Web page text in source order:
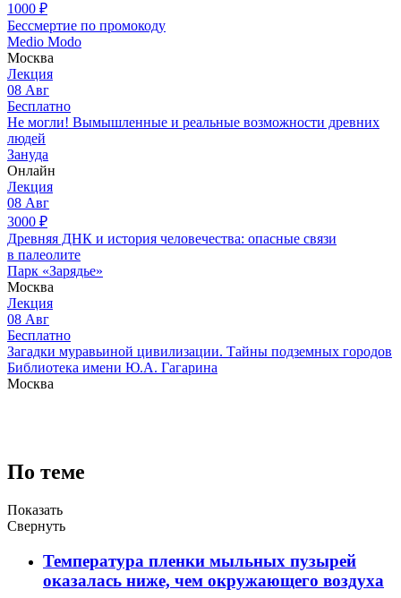
1000 ₽
Бессмертие по промокоду
Medio Modo
Москва
Лекция
08 Авг
Бесплатно
Не могли! Вымышленные и реальные возможности древних
людей
Зануда
Онлайн
Лекция
08 Авг
3000 ₽
Древняя ДНК и история человечества: опасные связи
в палеолите
Парк «Зарядье»
Москва
Лекция
08 Авг
Бесплатно
Загадки муравьиной цивилизации. Тайны подземных городов
Библиотека имени Ю.А. Гагарина
Москва
По теме
Показать
Свернуть
Температура пленки мыльных пузырей
оказалась ниже, чем окружающего воздуха